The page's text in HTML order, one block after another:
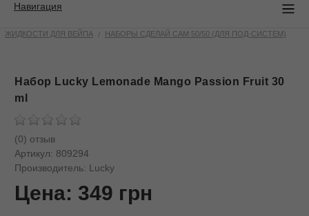
Навигация
ЖИДКОСТИ ДЛЯ ВЕЙПА НАБОРЫ СДЕЛАЙ САМ 50/50 (ДЛЯ ПОД-СИСТЕМ)
Набор Lucky Lemonade Mango Passion Fruit 30
ml
(0) отзыв
Артикул: 809294
Производитель: Lucky
Цена: 349 грн